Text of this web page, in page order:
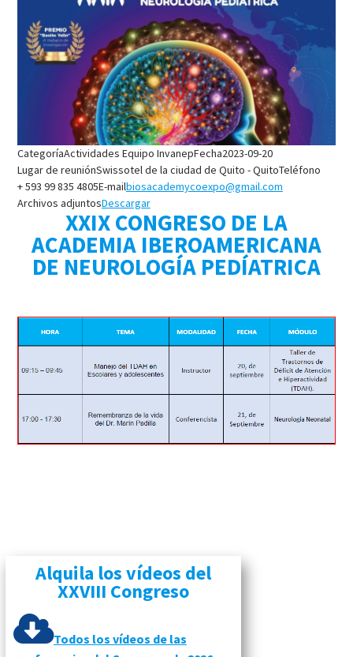
CategoríaActividades Equipo InvanepFecha2023-09-20
Lugar de reuniónSwissotel de la ciudad de Quito - QuitoTeléfono
+ 593 99 835 4805E-mailbiosacademycoexpo@gmail.com
Archivos adjuntosDescargar
XXIX CONGRESO DE LA
ACADEMIA IBEROAMERICANA
DE NEUROLOGÍA PEDÍATRICA
Alquila los vídeos del
XXVIII Congreso
Todos los vídeos de las